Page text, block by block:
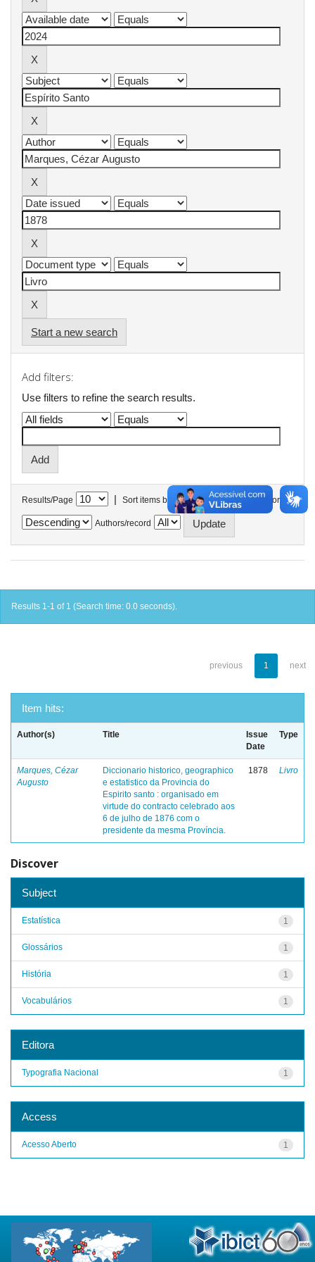
Start a new search
Add filters:
Use filters to refine the search results.
Results/Page | Sort items by In order
Authors/record
Results 1-1 of 1 (Search time: 0.0 seconds).
previous 1 next
Item hits:
Author(s) Title
Issue
Date
Type
Marques, Cézar
Augusto
Diccionario historico, geographico
e estatistico da Provincia do
Espirito santo : organisado em
virtude do contracto celebrado aos
6 de julho de 1876 com o
presidente da mesma Província.
1878 Livro
Discover
Subject
1
Estatística
1
Glossários
1
História
1
Vocabulários
Editora
1
Typografia Nacional
Access
1
Acesso Aberto